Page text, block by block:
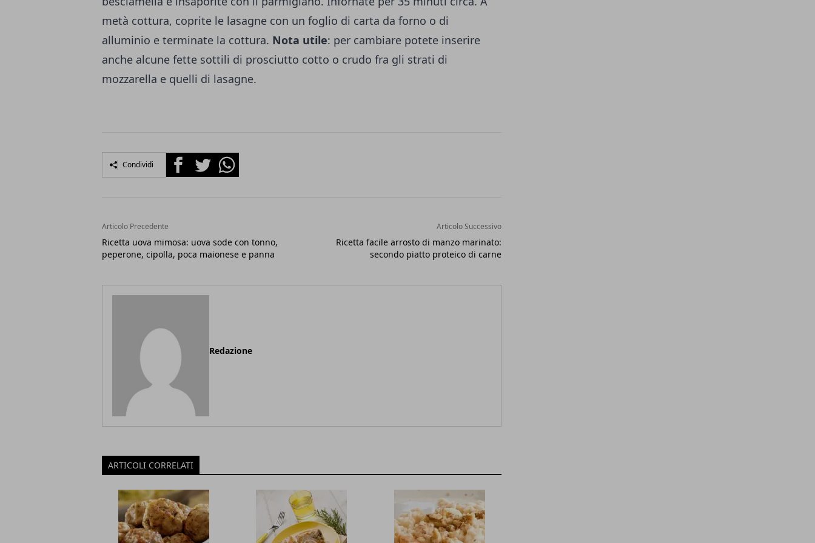
metà cottura, coprite le lasagne con un foglio di carta da forno o di
alluminio e terminate la cottura. Nota utile: per cambiare potete inserire
anche alcune fette sottili di prosciutto cotto o crudo fra gli strati di
mozzarella e quelli di lasagne.
Condividi FacebookTwitterWhatsapp
Articolo Precedente
Ricetta uova mimosa: uova sode con tonno,
peperone, cipolla, poca maionese e panna
Articolo Successivo
Ricetta facile arrosto di manzo marinato:
secondo piatto proteico di carne
Redazione
ARTICOLI CORRELATI